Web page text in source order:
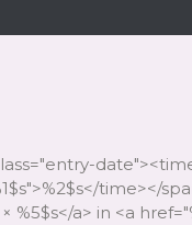
time></
%5$s</a> in <a